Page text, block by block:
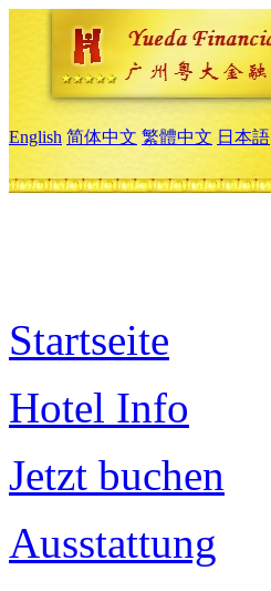
English 简体中文 繁體中文 日本語
Startseite
Hotel Info
Jetzt buchen
Ausstattung